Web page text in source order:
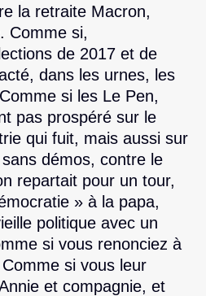
la retraite Macron,
Comme si,
de 2017 et de
dans les urnes, les
si les Le Pen,
pas prospéré sur le
qui fuit, mais aussi sur
démos, contre le
repartait pour un tour,
» à la papa,
politique avec un
si vous renonciez à
si vous leur
et compagnie, et